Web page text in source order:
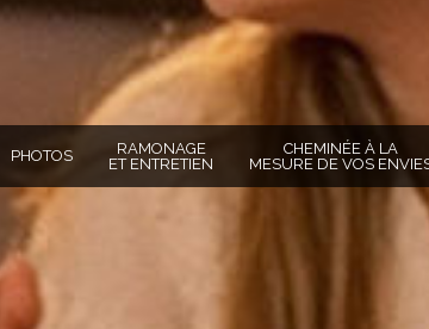
PHOTOS
RAMONAGE
ET ENTRETIEN
CHEMINÉE À LA
MESURE DE VOS